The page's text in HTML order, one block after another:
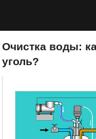
Очистка воды:
уголь?